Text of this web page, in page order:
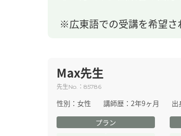
※広東語での受講を希望さ
Max先生
先生No. ： 85786
性別： 女性 講師歴： 2年9ヶ月 出
プラン